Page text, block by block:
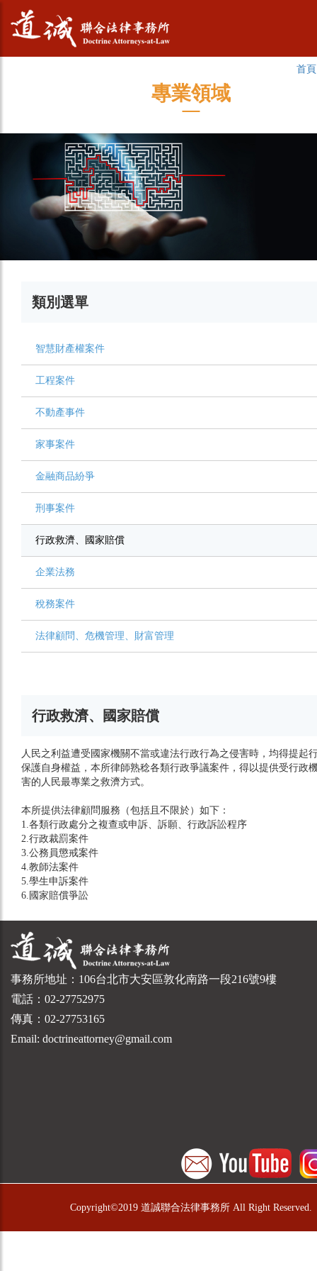
首頁
專業領域
類別選單
智慧財產權案件
工程案件
不動產事件
家事案件
金融商品紛爭
刑事案件
行政救濟、國家賠償
企業法務
稅務案件
法律顧問、危機管理、財富管理
行政救濟、國家賠償
人民之利益遭受國家機關不當或違法行政行為之侵害時，均得提起
保護自身權益，本所律師熟稔各類行政爭議案件，得以提供受行政
害的人民最專業之救濟方式。
本所提供法律顧問服務（包括且不限於）如下：
1.各類行政處分之複查或申訴、訴願、行政訴訟程序
2.行政裁罰案件
3.公務員懲戒案件
4.教師法案件
5.學生申訴案件
6.國家賠償爭訟
事務所地址：106台北市大安區敦化南路一段216號9樓
電話：02-27752975
傳真：02-27753165
Email: doctrineattorney@gmail.com
Copyright©2019 道誠聯合法律事務所 All Right Reserved.